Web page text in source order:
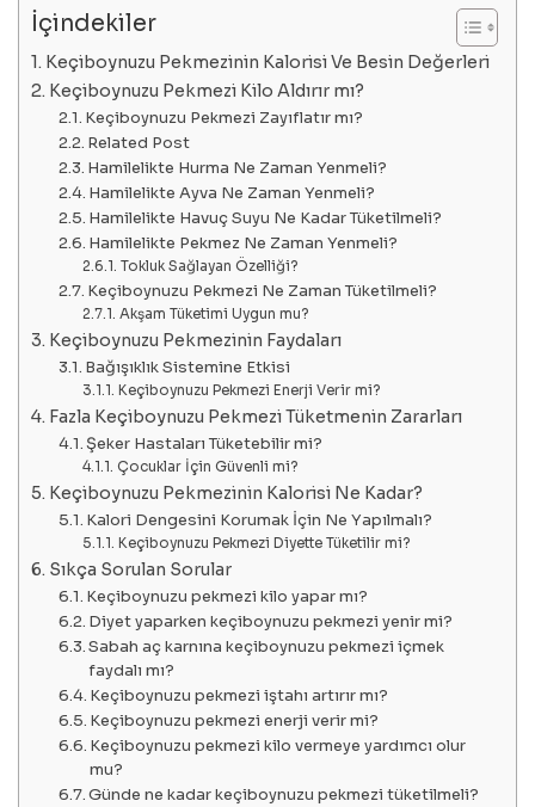
İçindekiler
Keçiboynuzu Pekmezinin Kalorisi Ve Besin Değerleri
Keçiboynuzu Pekmezi Kilo Aldırır mı?
Keçiboynuzu Pekmezi Zayıflatır mı?
Related Post
Hamilelikte Hurma Ne Zaman Yenmeli?
Hamilelikte Ayva Ne Zaman Yenmeli?
Hamilelikte Havuç Suyu Ne Kadar Tüketilmeli?
Hamilelikte Pekmez Ne Zaman Yenmeli?
Tokluk Sağlayan Özelliği?
Keçiboynuzu Pekmezi Ne Zaman Tüketilmeli?
Akşam Tüketimi Uygun mu?
Keçiboynuzu Pekmezinin Faydaları
Bağışıklık Sistemine Etkisi
Keçiboynuzu Pekmezi Enerji Verir mi?
Fazla Keçiboynuzu Pekmezi Tüketmenin Zararları
Şeker Hastaları Tüketebilir mi?
Çocuklar İçin Güvenli mi?
Keçiboynuzu Pekmezinin Kalorisi Ne Kadar?
Kalori Dengesini Korumak İçin Ne Yapılmalı?
Keçiboynuzu Pekmezi Diyette Tüketilir mi?
Sıkça Sorulan Sorular
Keçiboynuzu pekmezi kilo yapar mı?
Diyet yaparken keçiboynuzu pekmezi yenir mi?
Sabah aç karnına keçiboynuzu pekmezi içmek
faydalı mı?
Keçiboynuzu pekmezi iştahı artırır mı?
Keçiboynuzu pekmezi enerji verir mi?
Keçiboynuzu pekmezi kilo vermeye yardımcı olur
mu?
Günde ne kadar keçiboynuzu pekmezi tüketilmeli?